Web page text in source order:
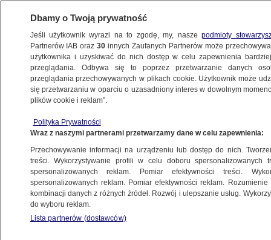
KONKRET24
TRZECIA DROGA
Dwa lata koalicji 15 października.
Padło sto konkretów, ile dowieziono?
Zespół autorów
12 gwarancji Trzeciej Drogi. Żadnej
nie spełniono
Zuzanna Karczewska
Dbamy o Twoją prywatność
Jeśli użytkownik wyrazi na to zgodę, my, naszepodmioty
Partnerów IAB oraz30 innych Zaufanych Partnerów może
użytkownika i uzyskiwać do nich dostęp w celu zapewnienia
przeglądania. Odbywa się to poprzez przetwarzanie danych
przeglądania przechowywanych w plikach cookie. Użytkownik może
się przetwarzaniu w oparciu o uzasadniony interes w dowolnym
plików cookie i reklam”.
Polityka Prywatności
Wraz z naszymi partnerami przetwarzamy dane w celu zapewnienia:
Przechowywanie informacji na urządzeniu lub dostęp do nich.
treści. Wykorzystywanie profili w celu doboru spersonalizowanych
spersonalizowanych reklam. Pomiar efektywności treści.
spersonalizowanych reklam. Pomiar efektywności reklam.
kombinacji danych z różnych źródeł. Rozwój i ulepszanie usług.
do wyboru reklam.
Lista partnerów (dostawców)